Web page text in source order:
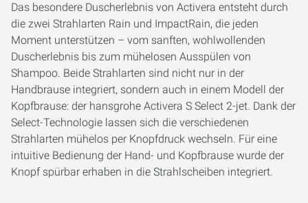
Das besondere Duscherlebnis von Activera entsteht durch
die zwei Strahlarten Rain und ImpactRain, die jeden
Moment unterstützen – vom sanften, wohlwollenden
Duscherlebnis bis zum mühelosen Ausspülen von
Shampoo. Beide Strahlarten sind nicht nur in der
Handbrause integriert, sondern auch in einem Modell der
Kopfbrause: der hansgrohe Activera S Select 2-jet. Dank der
Select-Technologie lassen sich die verschiedenen
Strahlarten mühelos per Knopfdruck wechseln. Für eine
intuitive Bedienung der Hand- und Kopfbrause wurde der
Knopf spürbar erhaben in die Strahlscheiben integriert.